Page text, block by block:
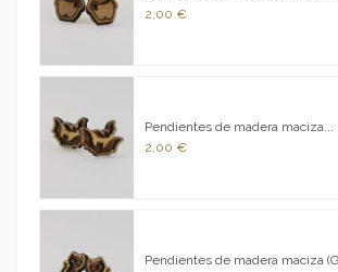
2,00 €
Pendientes de madera maciza...
2,00 €
Pendientes de madera maciza